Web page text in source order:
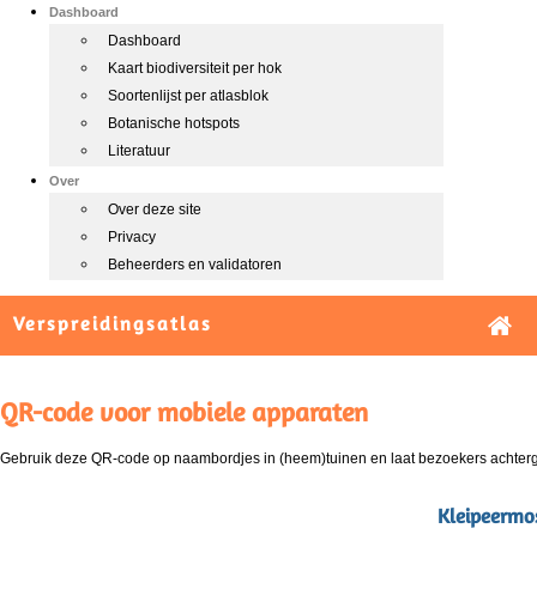
Dashboard
Dashboard
Kaart biodiversiteit per hok
Soortenlijst per atlasblok
Botanische hotspots
Literatuur
Over
Over deze site
Privacy
Beheerders en validatoren
Verspreidingsatlas
QR-code voor mobiele apparaten
Gebruik deze QR-code op naambordjes in (heem)tuinen en laat bezoekers